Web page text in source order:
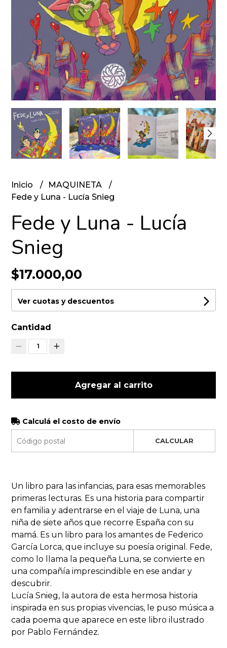
Inicio
MAQUINETA
Fede y Luna - Lucía Snieg
Fede y Luna - Lucía
Snieg
$17.000,00
Ver cuotas y descuentos
Cantidad
1
Agregar al carrito
Calculá el costo de envío
CALCULAR
Un libro para las infancias, para esas memorables
primeras lecturas. Es una historia para compartir
en familia y adentrarse en el viaje de Luna, una
niña de siete años que recorre España con su
mamá. Es un libro para los amantes de Federico
García Lorca, que incluye su poesía original. Fede,
como lo llama la pequeña Luna, se convierte en
una compañía imprescindible en ese andar y
descubrir.
Lucía Snieg, la autora de esta hermosa historia
inspirada en sus propias vivencias, le puso música a
cada poema que aparece en este libro ilustrado
por Pablo Fernández.